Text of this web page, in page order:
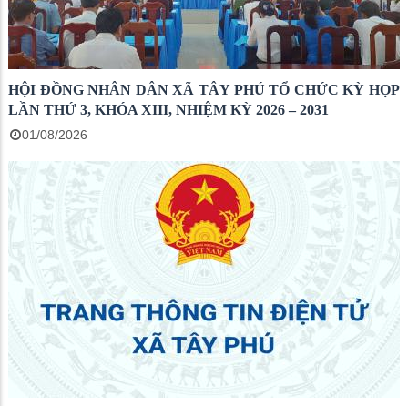
HỘI ĐỒNG NHÂN DÂN XÃ TÂY PHÚ TỔ CHỨC KỲ HỌP
LẦN THỨ 3, KHÓA XIII, NHIỆM KỲ 2026 – 2031
01/08/2026